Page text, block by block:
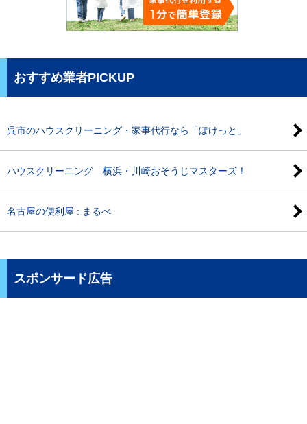
おすすめ業者PICKUP
呉市のハウスクリーニング・家事代行なら「ぽけっと」
ハウスクリーニング 横浜・川崎おそうじマスターズ！
名古屋の便利屋 : まるべ
スポンサード広告